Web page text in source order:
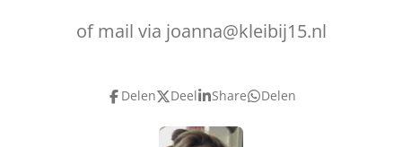
of mail via joanna@kleibij15.nl
Delen Deel Share Delen